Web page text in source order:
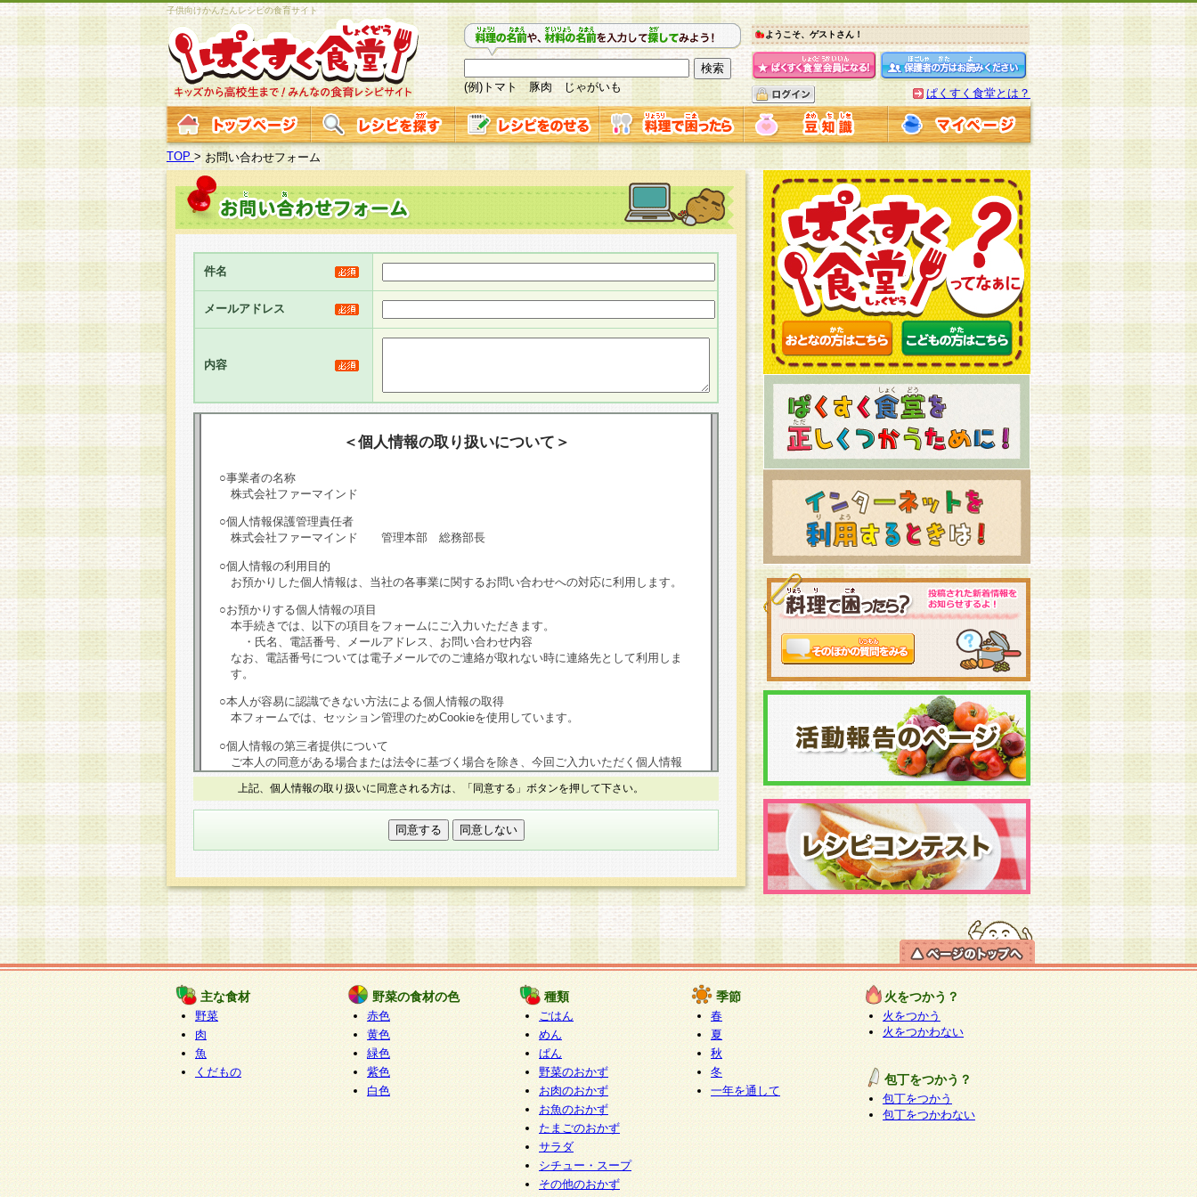
子供向けかんたんレシピの食育サイト
(例)トマト 豚肉 じゃがいも
ようこそ、ゲストさん！
ぱくすく食堂とは？
TOP >お問い合わせフォーム
件名
メールアドレス
内容
＜個人情報の取り扱いについて＞
○事業者の名称
株式会社ファーマインド
○個人情報保護管理責任者
株式会社ファーマインド 管理本部 総務部長
○個人情報の利用目的
お預かりした個人情報は、当社の各事業に関するお問い合わせへの対応に利用します。
○お預かりする個人情報の項目
本手続きでは、以下の項目をフォームにご入力いただきます。
・氏名、電話番号、メールアドレス、お問い合わせ内容
なお、電話番号については電子メールでのご連絡が取れない時に連絡先として利用しま
す。
○本人が容易に認識できない方法による個人情報の取得
本フォームでは、セッション管理のためCookieを使用しています。
○個人情報の第三者提供について
ご本人の同意がある場合または法令に基づく場合を除き、今回ご入力いただく個人情報
は第三者に提供しません。
個人情報の取り扱いを外部に委託する場合は、当社が規定する個人情報管理基準を満た
す企業を選定して委託を行い、適切な取り扱いが行われるよう監督します。
本人からの求めにより、当社が本件により取得した開示対象個人情報の利用目的の通
知・開示・内容の訂正・追加または削除・利用の停止・消去及び第三者への提供の禁止
（以下、総称して「開示等」といいます。）に応じます。
開示等に応じる窓口は以下になります。
ぱくすく食堂個人情報お客様相談窓口
paku-info@pakusuku.com
個人情報を与えることは任意ですが、個人情報の取扱いについて同意をいただけない場
合には、当社のサービスの提供、お客様からのお問い合わせ・ご相談への対応ができな
い場合がございますのでご了承ください。
上記、個人情報の取り扱いに同意される方は、「同意する」ボタンを押して下さい。
主な食材
野菜
肉
魚
くだもの
野菜の食材の色
赤色
黄色
緑色
紫色
白色
種類
ごはん
めん
ぱん
野菜のおかず
お肉のおかず
お魚のおかず
たまごのおかず
サラダ
シチュー・スープ
その他のおかず
季節
春
夏
秋
冬
一年を通して
火をつかう？
火をつかう
火をつかわない
包丁をつかう？
包丁をつかう
包丁をつかわない